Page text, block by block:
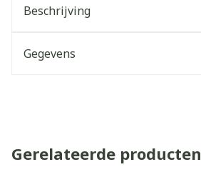
Beschrijving
Gegevens
Gerelateerde producten